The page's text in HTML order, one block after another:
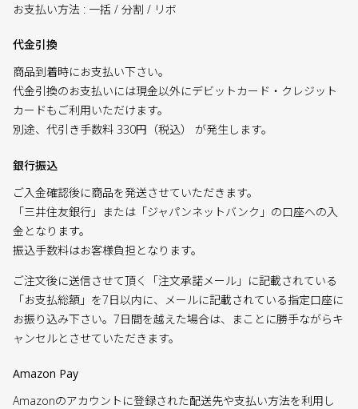
お支払い方法 : 一括 / 分割 / リボ
代金引換
商品到着時にお支払い下さい。
代金引換のお支払いには現金以外にデビットカード・クレジット
カードもご利用いただけます。
別途、代引き手数料 330円（税込） が発生します。
銀行振込
ご入金確認後に商品を発送させていただきます。
「三井住友銀行」または「ジャパンネットバンク」の口座への入
金となります。
振込手数料はお客様負担となります。
ご注文後に送信させて頂く「注文承諾メール」に記載されている
「お支払総額」を7日以内に、メールに記載されている指定口座に
お振り込み下さい。7日間を越えた場合は、まことに勝手ながらキ
ャンセルとさせていただきます。
Amazon Pay
Amazonのアカウントに登録された配送先や支払い方法を利用し